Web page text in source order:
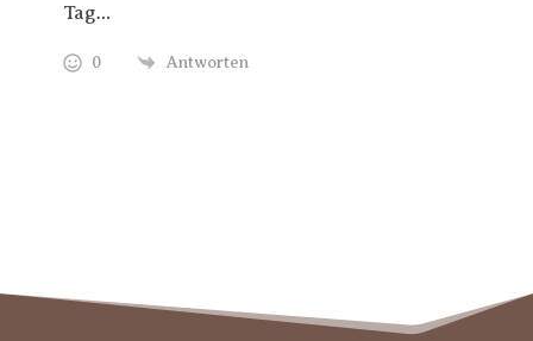
Tag…
0 Antworten